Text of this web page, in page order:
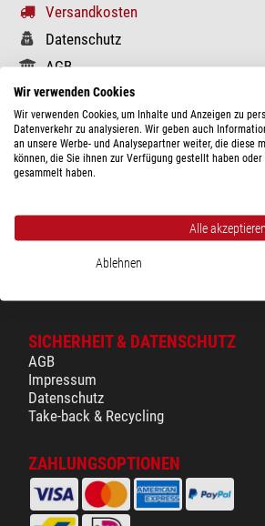
Versandkosten
Datenschutz
AGB
Weitere Seiten
Warenkorb
Glossar
SICHERHEIT & DATENSCHUTZ
AGB
Impressum
Datenschutz
Take-back & Recycling
ZAHLUNGSOPTIONEN
Wir verwenden Cookies
Wir verwenden Cookies, um Inhalte und Anzeigen zu
Datenverkehr zu analysieren. Wir geben auch
an unsere Werbe- und Analysepartner weiter, die diese
können, die Sie ihnen zur Verfügung gestellt haben
gesammelt haben.
Alle akzeptieren
Ablehnen